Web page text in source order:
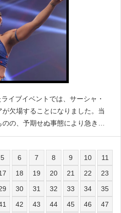
イブイベントでは、サーシャ・
欠場することになりました。当
の、予期せぬ事態により急きょ
は詳細について明らかにしてい
5 6 7 8 9 10
11
18 19 20 21 22
23
30 31 32 33 34
35
42 43 44 45 46
47